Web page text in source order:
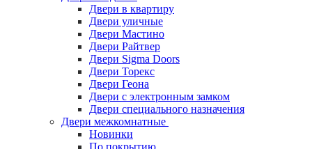
Двери в квартиру
Двери уличные
Двери Мастино
Двери Райтвер
Двери Sigma Doors
Двери Торекс
Двери Геона
Двери с электронным замком
Двери специального назначения
Двери межкомнатные
Новинки
По покрытию